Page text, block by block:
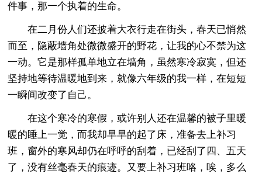
件事，那一个执着的生命。
在二月份人们还披着大衣行走在街头，春天已悄然
而至，隐蔽墙角处微微盛开的野花，让我的心不禁为这
一动。它是那样孤单地立在墙角，虽然寒冷寂寞，但还
坚持地等待温暖地到来，就像六年级的我一样，在短短
一瞬间改变了自己。
在这个寒冷的寒假，或许别人还在温馨的被子里暖
暖的睡上一觉，而我却早早的起了床，准备去上补习
班，窗外的寒风却仍在呼呼的刮着，已经刮了四、五天
了，没有丝毫春天的痕迹。又要上补习班咯，唉，多么